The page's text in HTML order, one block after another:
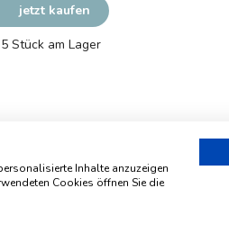
jetzt kaufen
Stück am Lager
Inhalte anzuzeigen
Cookies öffnen Sie die